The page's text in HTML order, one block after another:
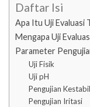
Daftar Isi
Apa Itu Uji Evaluasi
Mengapa Uji
Parameter
Uji Fisik
Uji pH
Pengujian
Pengujian Iritasi